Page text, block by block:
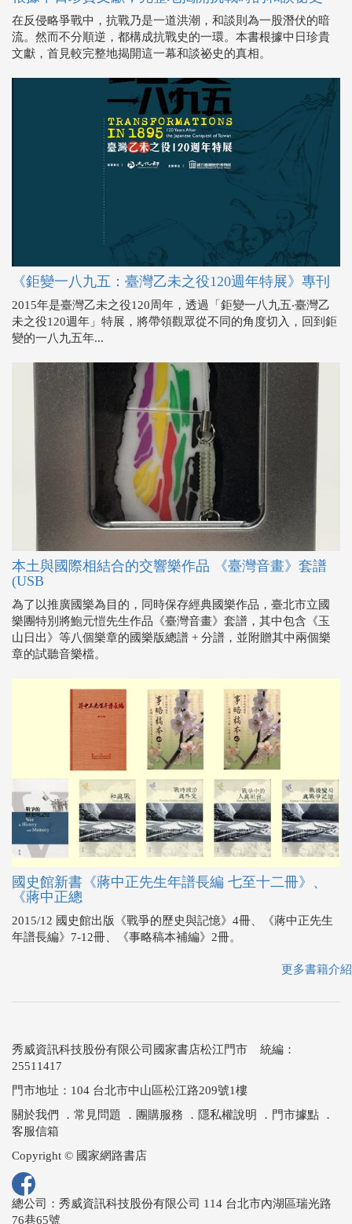
在反侵略爭戰中，抗戰乃是一道洪潮，和談則為一股潛伏的暗
流。然而不分順逆，都構成抗戰史的一環。本書根據中日珍貴
文獻，首見較完整地揭開這一幕和談祕史的真相。
《鉅變一八九五：臺灣乙未之役120週年特展》專刊
2015年是臺灣乙未之役120周年，透過「鉅變一八九五‧臺灣乙
未之役120週年」特展，將帶領觀眾從不同的角度切入，回到鉅
變的一八九五年...
本土與國際相結合的交響樂作品 《臺灣音畫》套譜
(USB
為了以推廣國樂為目的，同時保存經典國樂作品，臺北市立國
樂團特別將鮑元愷先生作品《臺灣音畫》套譜，其中包含《玉
山日出》等八個樂章的國樂版總譜 + 分譜，並附贈其中兩個樂
章的試聽音樂檔。
國史館新書《蔣中正先生年譜長編 七至十二冊》、
《蔣中正總
2015/12 國史館出版《戰爭的歷史與記憶》4冊、《蔣中正先生
年譜長編》7-12冊、《事略稿本補編》2冊。
更多書籍介紹
秀威資訊科技股份有限公司國家書店松江門市 統編：
25511417
門市地址：104 台北市中山區松江路209號1樓
關於我們
． 常見問題 ． 團購服務 ． 隱私權說明 ． 門市據點 ．
客服信箱
Copyright © 國家網路書店
總公司：秀威資訊科技股份有限公司 114 台北市內湖區瑞光路
76巷65號